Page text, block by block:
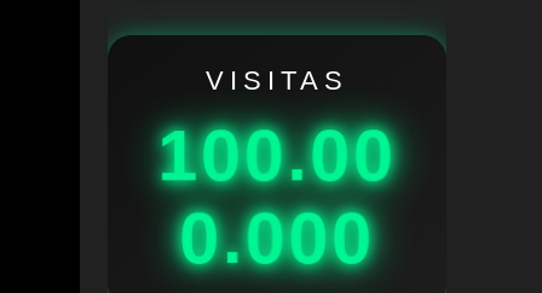
VISITAS
100.00
0.000